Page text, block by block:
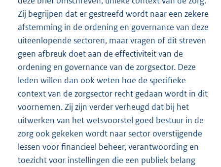
Zij begrijpen dat er gestreefd wordt naar een zekere
afstemming in de ordening en governance van deze
uiteenlopende sectoren, maar vragen of dit streven
geen afbreuk doet aan de effectiviteit van de
ordening en governance van de zorgsector. Deze
leden willen dan ook weten hoe de specifieke
context van de zorgsector recht gedaan wordt in dit
voornemen. Zij zijn verder verheugd dat bij het
uitwerken van het wetsvoorstel goed bestuur in de
zorg ook gekeken wordt naar sector overstijgende
lessen voor financieel beheer, verantwoording en
toezicht voor instellingen die een publiek belang